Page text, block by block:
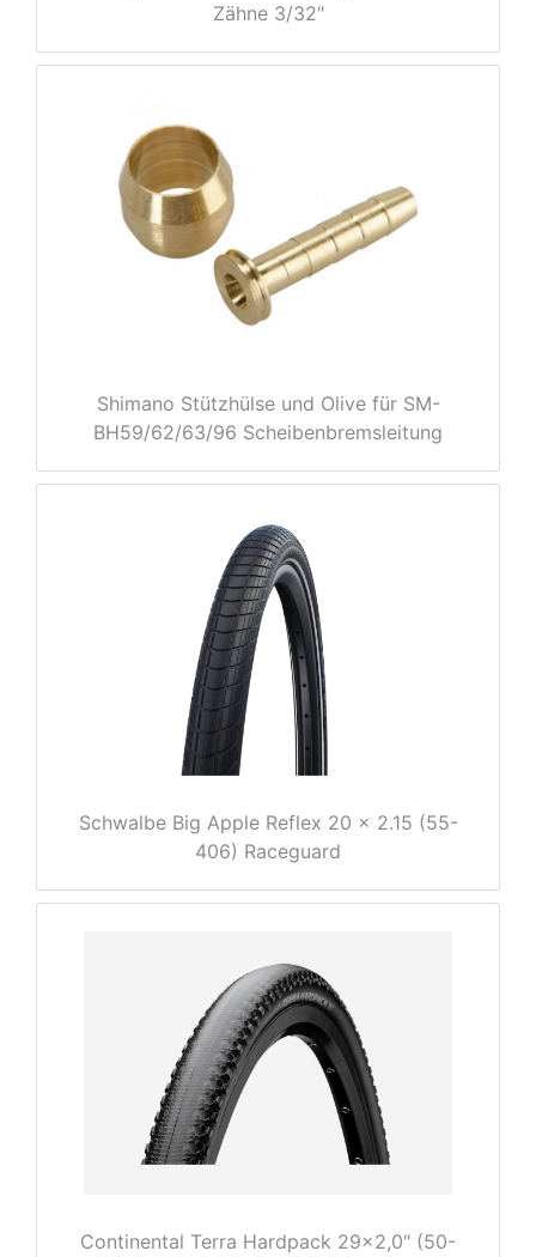
Zähne 3/32"
Shimano Stützhülse und Olive für SM-
BH59/62/63/96 Scheibenbremsleitung
Schwalbe Big Apple Reflex 20 x 2.15 (55-
406) Raceguard
Continental Terra Hardpack 29x2,0" (50-